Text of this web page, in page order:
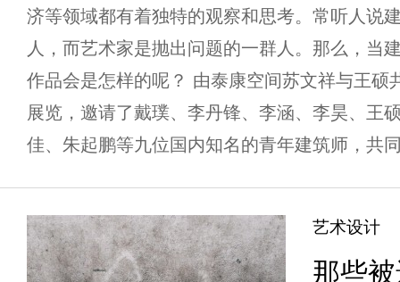
济等领域都有着独特的观察和思考。常听人说
人，而艺术家是抛出问题的一群人。那么，当
作品会是怎样的呢？ 由泰康空间苏文祥与王硕
展览，邀请了戴璞、李丹锋、李涵、李昊、王
佳、朱起鹏等九位国内知名的青年建筑师，共
艺术设计
那些